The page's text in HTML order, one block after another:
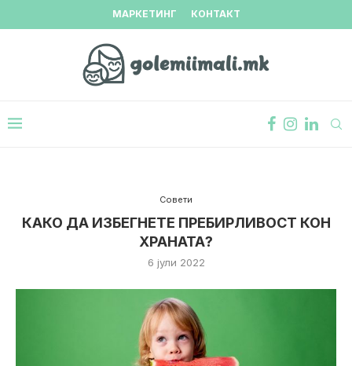
МАРКЕТИНГ КОНТАКТ
Совети
КАКО ДА ИЗБЕГНЕТЕ ПРЕБИРЛИВОСТ КОН
ХРАНАТА?
6 јули 2022